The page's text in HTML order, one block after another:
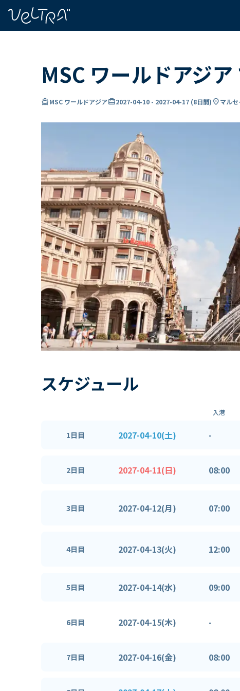
MSC ワールドアジ
directions_boatMSC ワールドアジアcard_travel2027-04-10 - 2027-04-17 (8日間) location_onマル
スケジュール
入港
1日目 2027-04-10(土) -
2日目 2027-04-11(日) 08:00
3日目 2027-04-12(月) 07:00
4日目 2027-04-13(火) 12:00
5日目 2027-04-14(水) 09:00
6日目 2027-04-15(木) -
7日目 2027-04-16(金) 08:00